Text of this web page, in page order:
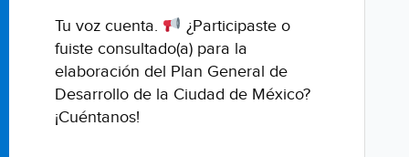
Califica este portal
Tu voz cuenta.
¿Participaste o
fuiste consultado(a) para la
elaboración del Plan General de
Desarrollo de la Ciudad de México?
¡Cuéntanos!